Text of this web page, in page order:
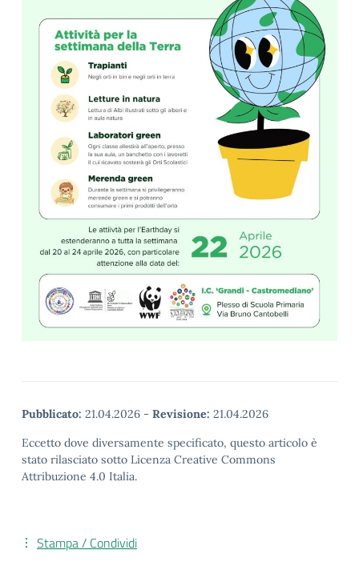
Pubblicato: 21.04.2026 - Revisione: 21.04.2026
Eccetto dove diversamente specificato, questo articolo è
stato rilasciato sotto Licenza Creative Commons
Attribuzione 4.0 Italia.
Stampa / Condividi